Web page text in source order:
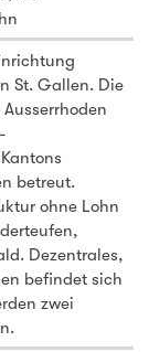
St. Gallen. Die
betreut.
ohne Lohn
Dezentrales,
befindet sich
zwei